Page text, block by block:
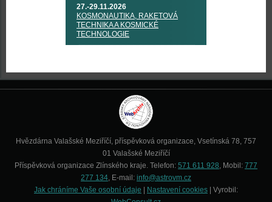
27.-29.11.2026
KOSMONAUTIKA, RAKETOVÁ
TECHNIKA A KOSMICKÉ
TECHNOLOGIE
Hvězdárna Valašské Meziříčí, příspěvková organizace, Vsetínská 78, 757
01 Valašské Meziříčí
Příspěvková organizace Zlínského kraje. Telefon: 571 611 928, Mobil: 777
277 134, E-mail: info@astrovm.cz
Jak chráníme Vaše osobní údaje
Nastavení cookies | Vyrobil: